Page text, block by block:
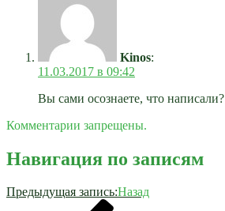
Kinos:
11.03.2017 в 09:42
Вы сами осознаете, что написали?
Комментарии запрещены.
Навигация по записям
Предыдущая запись:Назад